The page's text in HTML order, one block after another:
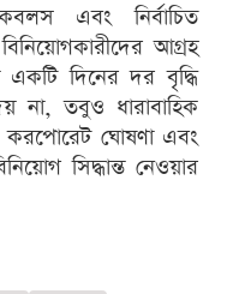
এবং নির্বাচিত
আগ্রহ
দিনের দর বৃদ্ধি
না, তবুও ধারাবাহিক
করপোরেট ঘোষণা এবং
সিদ্ধান্ত নেওয়ার